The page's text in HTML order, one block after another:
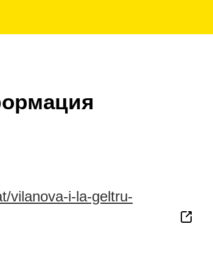
vilanova-i-la-geltru-